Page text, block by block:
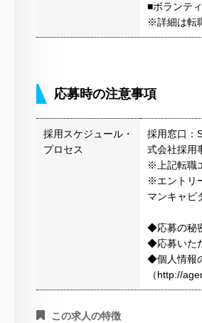
■ボランテ
※詳細は転
応募時の注意事項
採用スケジュール・
プロセス
採用窓口：
式会社採用
※上記転職
※エントリ
マンキャピ
◆応募の秘
◆応募いた
◆個人情報
（http://
この求人の特徴